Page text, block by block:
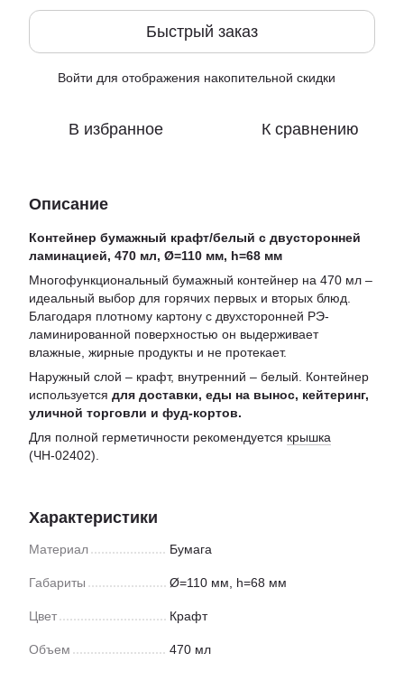
Быстрый заказ
Войти для отображения накопительной скидки
В избранное К сравнению
Описание
Контейнер бумажный крафт/белый с двусторонней
ламинацией, 470 мл, Ø=110 мм, h=68 мм
Многофункциональный бумажный контейнер на 470 мл –
идеальный выбор для горячих первых и вторых блюд.
Благодаря плотному картону с двухсторонней РЭ-
ламинированной поверхностью он выдерживает
влажные, жирные продукты и не протекает.
Наружный слой – крафт, внутренний – белый. Контейнер
используется для доставки, еды на вынос, кейтеринг,
уличной торговли и фуд-кортов.
Для полной герметичности рекомендуется крышка
(ЧН-02402).
Характеристики
Материал Бумага
Габариты Ø=110 мм, h=68 мм
Цвет Крафт
Объем 470 мл